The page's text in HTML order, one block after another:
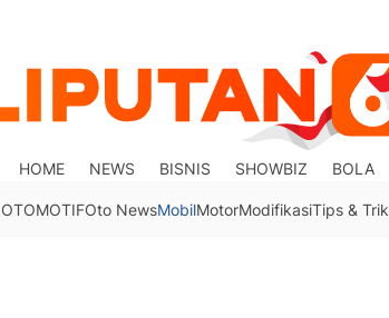
HOME NEWS BISNIS SHOWBIZ BOLA
OTOMOTIFOto NewsMobilMotorModifikasiTips & Trik